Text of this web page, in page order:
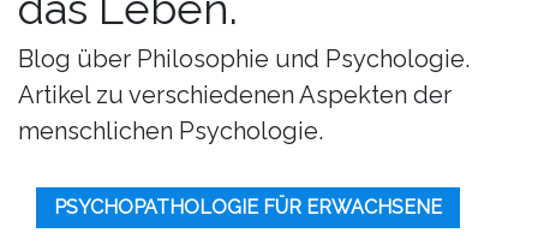
Blog über Philosophie und Psychologie.
Artikel zu verschiedenen Aspekten der
menschlichen Psychologie.
PSYCHOPATHOLOGIE FÜR ERWACHSENE